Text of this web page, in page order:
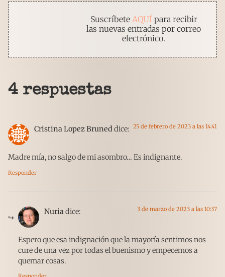
Suscríbete AQUÍ para recibir
las nuevas entradas por correo
electrónico.
4 respuestas
Cristina Lopez Bruneddice: 25 de febrero de 2023 a las 14:41
Madre mía, no salgo de mi asombro… Es indignante.
Responder
Nuria dice: 3 de marzo de 2023 a las 10:37
Espero que esa indignación que la mayoría sentimos nos
cure de una vez por todas el buenismo y empecemos a
quemar cosas.